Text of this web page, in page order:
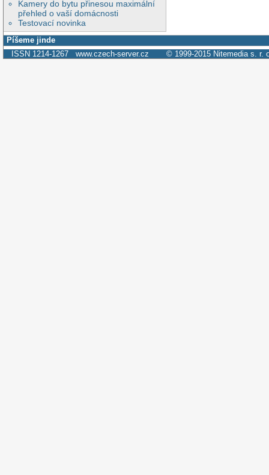
Kamery do bytu přinesou maximální
přehled o vaší domácnosti
Testovací novinka
Píšeme jinde
ISSN 1214-1267 www.czech-server.cz © 1999-2015 Nitemedia s. r.